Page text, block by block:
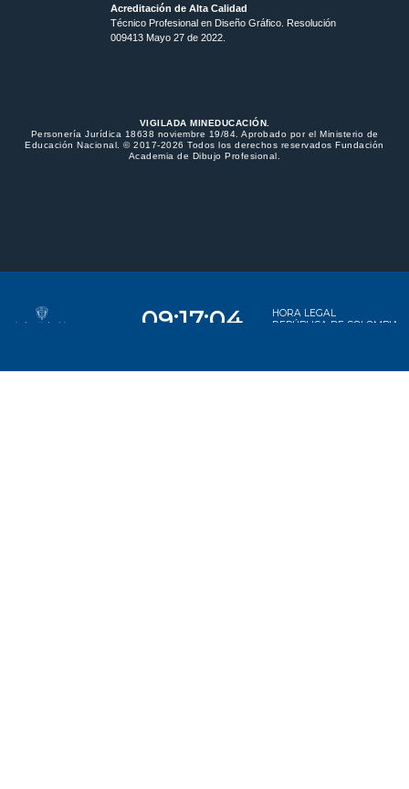
Acreditación de Alta Calidad
Técnico Profesional en Diseño Gráfico. Resolución
009413 Mayo 27 de 2022.
VIGILADA MINEDUCACIÓN.
Personería Jurídica 18638 noviembre 19/84. Aprobado por el Ministerio de
Educación Nacional. © 2017-2026 Todos los derechos reservados Fundación
Academia de Dibujo Profesional.